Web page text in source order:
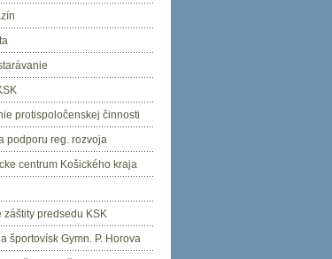
protispoločenskej činnosti
podporu reg. rozvoja
centrum Košického kraja
záštity predsedu KSK
športovísk Gymn. P. Horova